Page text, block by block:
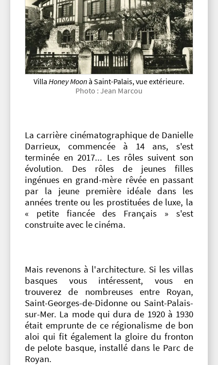
Villa Honey Moonà Saint-Palais, vue extérieure.
Photo : Jean Marcou
La carrière cinématographique de Danielle
Darrieux, commencée à 14 ans, s'est
terminée en 2017... Les rôles suivent son
évolution. Des rôles de jeunes filles
ingénues en grand-mère rêvée en passant
par la jeune première idéale dans les
années trente ou les prostituées de luxe, la
« petite fiancée des Français » s'est
construite avec le cinéma.
Mais revenons à l'architecture. Si les villas
basques vous intéressent, vous en
trouverez de nombreuses entre Royan,
Saint-Georges-de-Didonne ou Saint-Palais-
sur-Mer. La mode qui dura de 1920 à 1930
était emprunte de ce régionalisme de bon
aloi qui fit également la gloire du fronton
de pelote basque, installé dans le Parc de
Royan.